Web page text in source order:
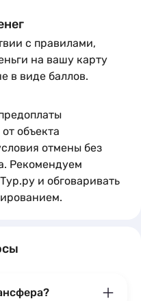
с правилами,
на вашу карту
в виде баллов.
объекта
отмены без
Рекомендуем
и обговаривать